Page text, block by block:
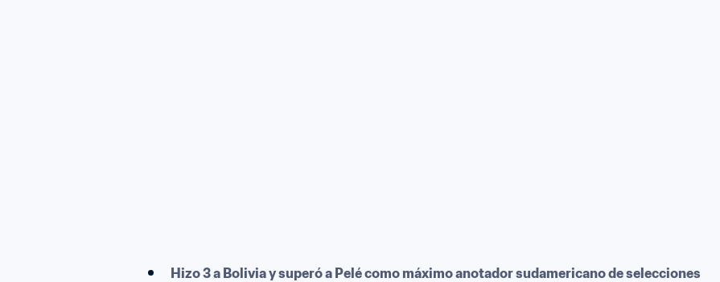
Hizo 3 a Bolivia y superó a Pelé como máximo anotador sudamericano de selecciones